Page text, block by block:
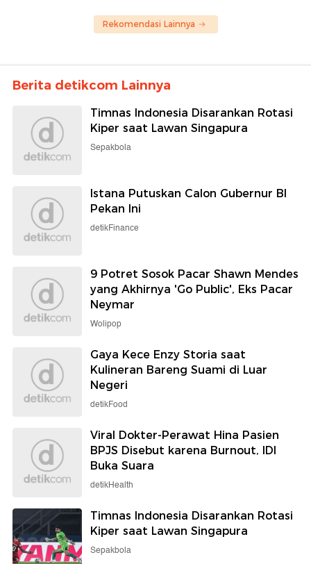
Rekomendasi Lainnya
Berita detikcom Lainnya
Timnas Indonesia Disarankan Rotasi
Kiper saat Lawan Singapura
Sepakbola
Istana Putuskan Calon Gubernur BI
Pekan Ini
detikFinance
9 Potret Sosok Pacar Shawn Mendes
yang Akhirnya 'Go Public', Eks Pacar
Neymar
Wolipop
Gaya Kece Enzy Storia saat
Kulineran Bareng Suami di Luar
Negeri
detikFood
Viral Dokter-Perawat Hina Pasien
BPJS Disebut karena Burnout, IDI
Buka Suara
detikHealth
Timnas Indonesia Disarankan Rotasi
Kiper saat Lawan Singapura
Sepakbola